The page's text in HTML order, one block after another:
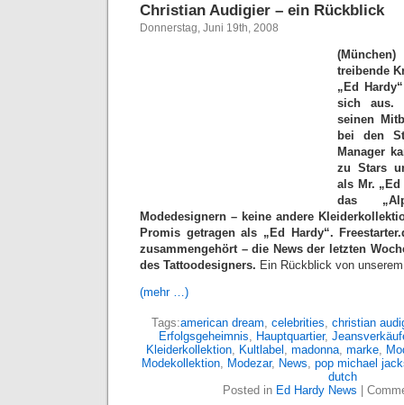
Christian Audigier – ein Rückblick
Donnerstag, Juni 19th, 2008
treibende
„Ed
sich aus.
seinen
bei den
Manager
zu Stars
als Mr.
das
Modedesignern – keine andere
Promis getragen als „Ed Hardy“.
zusammengehört – die News der letzten
des Tattoodesigners. Ein Rückblick von
(mehr …)
Tags:american dream, celebrities, christian
Erfolgsgeheimnis, Hauptquartier,
Kleiderkollektion, Kultlabel , madonna, marke,
Modekollektion, Modezar, News, pop michael
dutch
Posted in Ed Hardy News